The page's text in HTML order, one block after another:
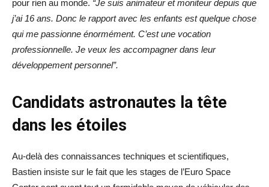
pour rien au monde. “Je suis animateur et moniteur depuis que
j’ai 16 ans. Donc le rapport avec les enfants est quelque chose
qui me passionne énormément. C’est une vocation
professionnelle. Je veux les accompagner dans leur
développement personnel”.
Candidats astronautes la tête
dans les étoiles
Au-delà des connaissances techniques et scientifiques,
Bastien insiste sur le fait que les stages de l’Euro Space